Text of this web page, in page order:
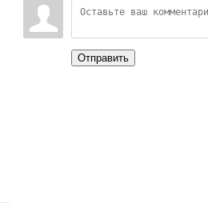
Отправить